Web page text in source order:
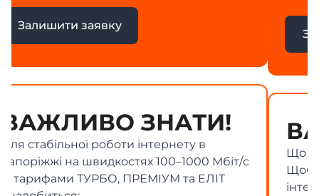
Залишити заявку
ВАЖЛИВО ЗНАТИ!
Що потрібно для підключення 10G
Щоб повноцінно користуватися 10G-
інтернетом, вам знадобиться сучасне